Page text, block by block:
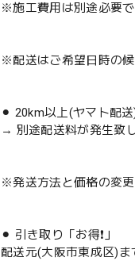
※施工費用は別途必要で
※配送はご希望日時の
⚫︎ 20km以上(ヤマト配送
→ 別途配送料が発生致し
※発送方法と価格の変
⚫︎ 引き取り「お得❗️」
配送元(大阪市東成区)